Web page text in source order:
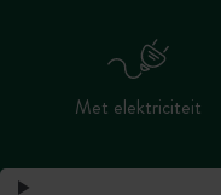
Met elektriciteit